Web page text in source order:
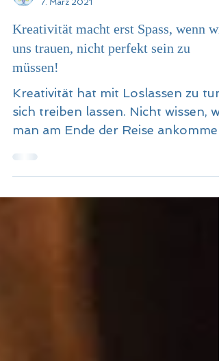
Blickwechsel mit Kerstin
7. März 2021
Kreativität macht erst Spass, wenn wir
uns trauen, nicht perfekt sein zu
müssen!
Kreativität hat mit Loslassen zu tun,
sich treiben lassen. Nicht wissen,